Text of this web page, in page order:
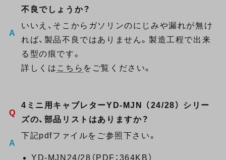
不良でしょうか？
いいえ、そこからガソリンのにじみや漏れが無け
れば、製品不良ではありません。製造工程で出来
る型の痕です。
詳しくは こちら をご覧ください。
4ミニ用キャブレターYD-MJN （24/28） シリー
ズの、部品リストはありますか？
下記pdfファイルをご参照下さい。
YD-MJN24/28（PDF：364KB）